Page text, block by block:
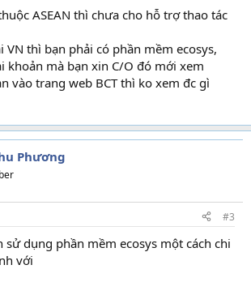
ASEAN thì chưa cho hỗ trợ thao tác
VN thì bạn phải có phần mềm ecosys,
khoản mà bạn xin C/O đó mới xem
vào trang web BCT thì ko xem đc gì
Phương
#3
sử dụng phần mềm ecosys một cách chi
với